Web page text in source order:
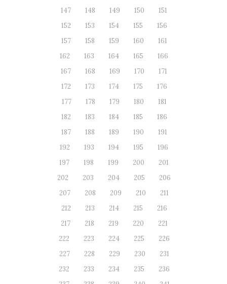
147
148 149 150
151
152
153 154 155
156
157
158 159 160
161
162
163 164 165
166
167
168 169 170
171
172
173 174 175
176
177
178 179 180
181
182
183 184 185
186
187
188 189 190
191
192
193 194 195
196
197
198 199 200
201
202
203 204 205
206
207
208 209 210
211
212
213 214 215
216
217
218 219 220
221
222
223 224 225
226
227
228 229 230
231
232
233 234 235
236